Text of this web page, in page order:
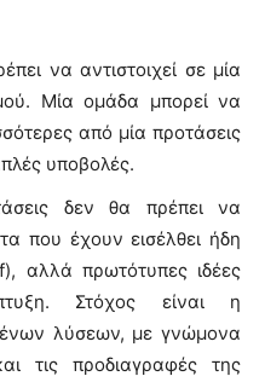
να αντιστοιχεί σε μία
Μία ομάδα μπορεί να
από μία προτάσεις
υποβολές.
δεν θα πρέπει να
που έχουν εισέλθει ήδη
αλλά πρωτότυπες ιδέες
Στόχος είναι η
λύσεων, με γνώμονα
τις προδιαγραφές της